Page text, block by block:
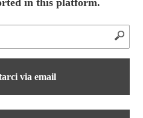
via email